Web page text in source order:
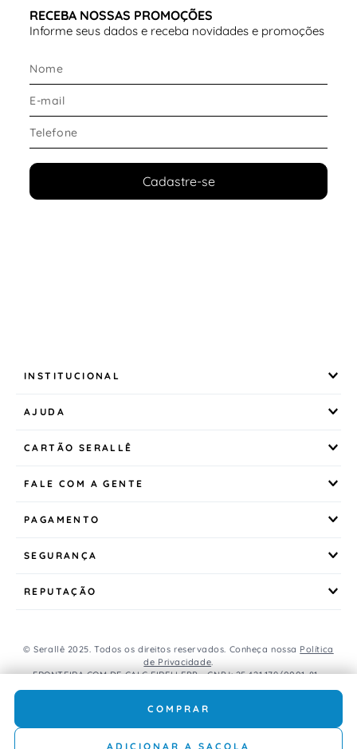
COMPRAR
ADICIONAR A SACOLA
RECEBA NOSSAS PROMOÇÕES
Informe seus dados e receba novidades e promoções
Cadastre-se
INSTITUCIONAL
AJUDA
CARTÃO SERALLÊ
FALE COM A GENTE
PAGAMENTO
SEGURANÇA
REPUTAÇÃO
© Serallê 2025. Todos os direitos reservados. Conheça nossa Política
de Privacidade.
FRONTEIRA COM DE CALC EIRELI EPP - CNPJ: 25.421.179/0001-81 -
Avenida Brasil, 456, Centro, CEP: 85.851-000, Foz do Iguaçu, PR, Brasil.
válido é o do carrinho de compras.